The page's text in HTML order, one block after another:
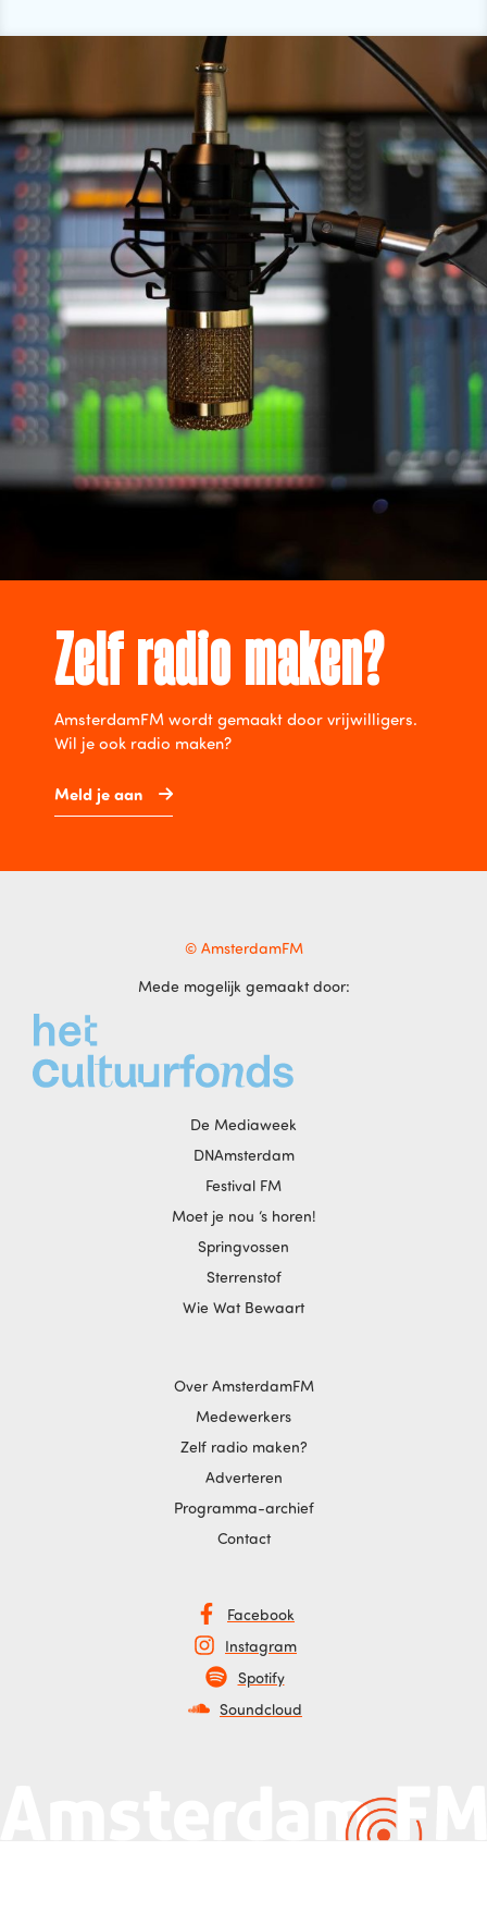
Zelf radio maken?
AmsterdamFM wordt gemaakt door vrijwilligers.
Wil je ook radio maken?
Meld je aan
© AmsterdamFM
Mede mogelijk gemaakt door:
De Mediaweek
DNAmsterdam
Festival FM
Moet je nou ‘s horen!
Springvossen
Sterrenstof
Wie Wat Bewaart
Over AmsterdamFM
Medewerkers
Zelf radio maken?
Adverteren
Programma-archief
Contact
Facebook
Instagram
Spotify
Soundcloud